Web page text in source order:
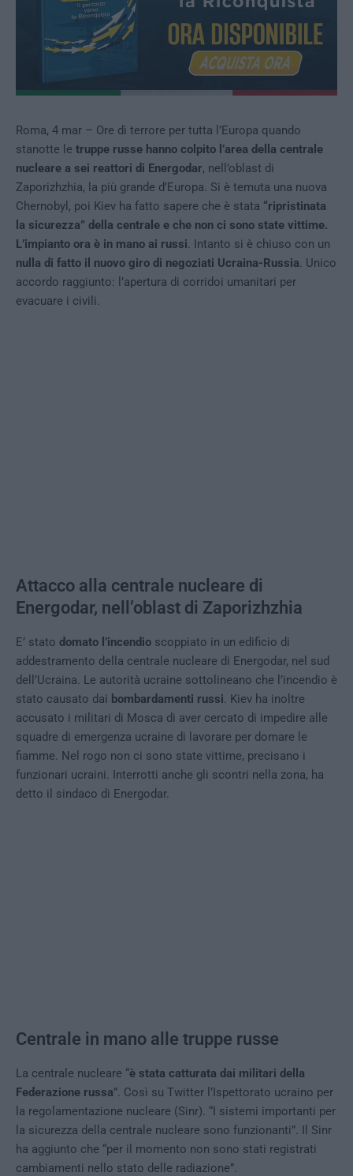
Roma, 4 mar – Ore di terrore per tutta l’Europa quando
stanotte le truppe russe hanno colpito l’area della centrale
nucleare a sei reattori di Energodar, nell’oblast di
Zaporizhzhia, la più grande d’Europa. Si è temuta una nuova
Chernobyl, poi Kiev ha fatto sapere che è stata “ripristinata
la sicurezza” della centrale e che non ci sono state vittime.
L’impianto ora è in mano ai russi. Intanto si è chiuso con un
nulla di fatto il nuovo giro di negoziati Ucraina-Russia. Unico
accordo raggiunto: l’apertura di corridoi umanitari per
evacuare i civili.
Attacco alla centrale nucleare di
Energodar, nell’oblast di Zaporizhzhia
E’ stato domato l’incendio scoppiato in un edificio di
addestramento della centrale nucleare di Energodar, nel sud
dell’Ucraina. Le autorità ucraine sottolineano che l’incendio è
stato causato dai bombardamenti russi. Kiev ha inoltre
accusato i militari di Mosca di aver cercato di impedire alle
squadre di emergenza ucraine di lavorare per domare le
fiamme. Nel rogo non ci sono state vittime, precisano i
funzionari ucraini. Interrotti anche gli scontri nella zona, ha
detto il sindaco di Energodar.
Centrale in mano alle truppe russe
La centrale nucleare “è stata catturata dai militari della
Federazione russa”. Così su Twitter l’Ispettorato ucraino per
la regolamentazione nucleare (Sinr). “I sistemi importanti per
la sicurezza della centrale nucleare sono funzionanti”. Il Sinr
ha aggiunto che “per il momento non sono stati registrati
cambiamenti nello stato delle radiazione”.